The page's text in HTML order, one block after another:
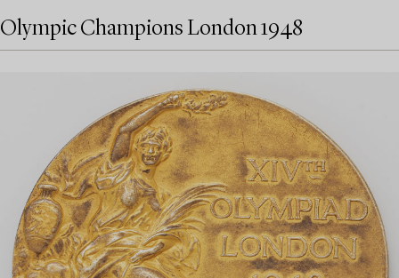
Olympic Champions London 1948